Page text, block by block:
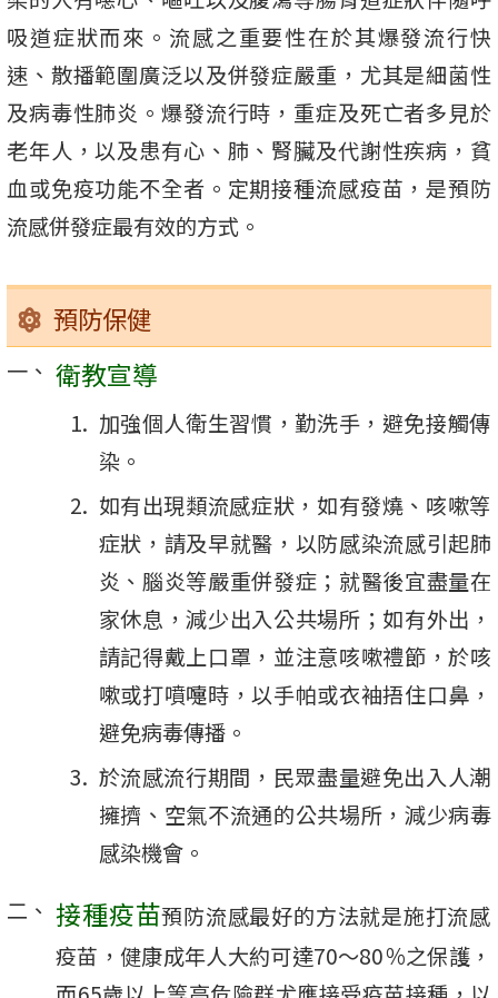
吸道症狀而來。流感之重要性在於其爆發流行快
速、散播範圍廣泛以及併發症嚴重，尤其是細菌性
及病毒性肺炎。爆發流行時，重症及死亡者多見於
老年人，以及患有心、肺、腎臟及代謝性疾病，貧
血或免疫功能不全者。定期接種流感疫苗，是預防
流感併發症最有效的方式。
預防保健
衛教宣導
加強個人衛生習慣，勤洗手，避免接觸傳
染。
如有出現類流感症狀，如有發燒、咳嗽等
症狀，請及早就醫，以防感染流感引起肺
炎、腦炎等嚴重併發症；就醫後宜盡量在
家休息，減少出入公共場所；如有外出，
請記得戴上口罩，並注意咳嗽禮節，於咳
嗽或打噴嚏時，以手帕或衣袖捂住口鼻，
避免病毒傳播。
於流感流行期間，民眾盡量避免出入人潮
擁擠、空氣不流通的公共場所，減少病毒
感染機會。
接種疫苗預防流感最好的方法就是施打流感
疫苗，健康成年人大約可達70～80％之保護，